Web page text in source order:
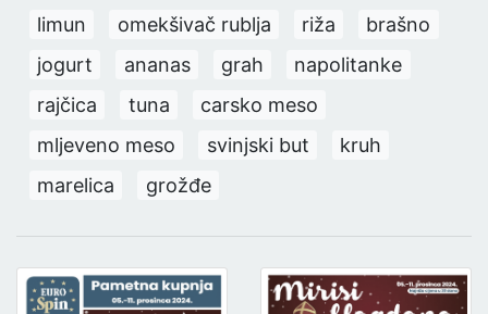
limun
omekšivač rublja riža
brašno
jogurt
ananas grah
napolitanke
rajčica
tuna
carsko meso
mljeveno meso
svinjski but
kruh
marelica
grožđe